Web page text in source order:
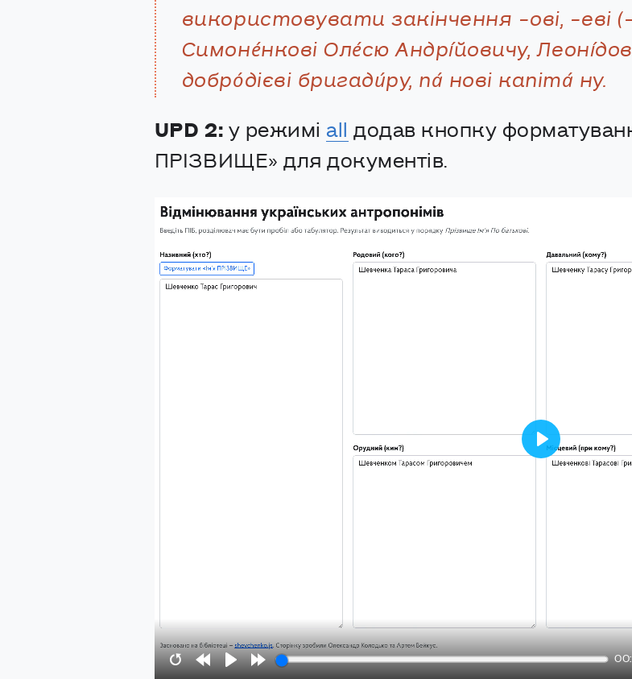
використовувати закінчення -ові, -еві
Симоне́нкові Оле́сю Андрі́йовичу,
добро́дієві бригади́ру, па́ нові капіта́ ну.
UPD 2: у режимі all
додав кнопку
ПРІЗВИЩЕ» для документів.
Play